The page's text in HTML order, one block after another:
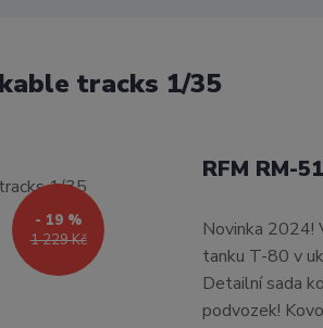
tracks 1/35
1 229 Kč
- 19 %
RFM RM-
Novinka 2024!
tanku T-80 v
Detailní sada
podvozek!